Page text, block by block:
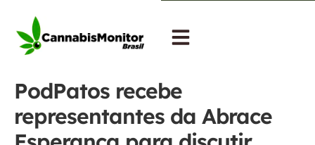
PodPatos recebe
representantes da Abrace